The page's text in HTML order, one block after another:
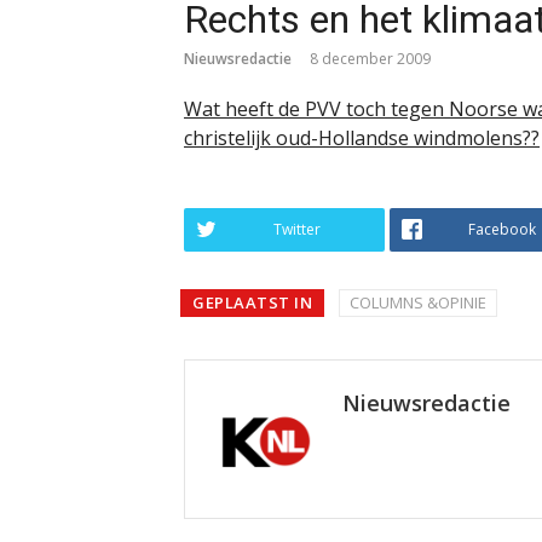
Rechts en het
Nieuwsredactie 8 december 2009
Wat heeft de PVV toch tegen Noorse
christelijk oud-Hollandse windmolens??
Twitter Facebook
GEPLAATST IN COLUMNS &OPINIE
Nieuwsredactie